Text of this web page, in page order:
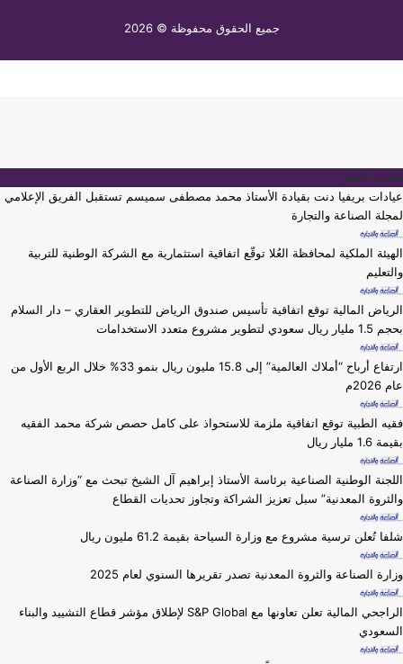
جميع الحقوق محفوظة © 2026
أحدث الأخبار
عيادات بريفيا دنت بقيادة الأستاذ محمد مصطفى سميسم تستقبل الفريق الإعلامي
لمجلة الصناعة والتجارة
الهيئة الملكية لمحافظة العُلا توقّع اتفاقية استثمارية مع الشركة الوطنية للتربية
والتعليم
الرياض المالية توقع اتفاقية تأسيس صندوق الرياض للتطوير العقاري – دار السلام
بحجم 1.5 مليار ريال سعودي لتطوير مشروع متعدد الاستخدامات
ارتفاع أرباح “أملاك العالمية” إلى 15.8 مليون ريال بنمو 33% خلال الربع الأول من
عام 2026م
فقيه الطبية توقع اتفاقية ملزمة للاستحواذ على كامل حصص شركة محمد الفقيه
بقيمة 1.6 مليار ريال
اللجنة الوطنية الصناعية برئاسة الأستاذ إبراهيم آل الشيخ تبحث مع “وزارة الصناعة
والثروة المعدنية” سبل تعزيز الشراكة وتجاوز تحديات القطاع
شلفا تُعلن ترسية مشروع مع وزارة السياحة بقيمة 61.2 مليون ريال
وزارة ⁧الصناعة والثروة المعدنية⁩ تصدر تقريرها السنوي لعام 2025
الراجحي المالية تعلن تعاونها مع S&P Global لإطلاق مؤشر قطاع التشييد والبناء
السعودي